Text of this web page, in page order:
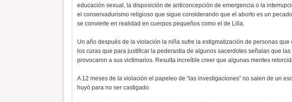
educación sexual, la disposición de anticoncepción de emergencia o la
el conservadurismo religioso que sigue considerando que el aborto es un
se convierte en realidad en cuerpos pequeños como el de Lilia.
Un año después de la violación la niña sufre la estigmatización de personas
los curas que para justificar la pederastia de algunos sacerdotes señalan que
provocaron a sus victimarios. Resulta increíble creer que algunas mentes
A 12 meses de la violación el papeleo de “las investigaciones” no salen de un
huyó para no ser castigado.